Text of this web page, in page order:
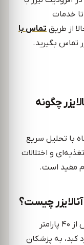
خدمات
از طریقتماس با
تماس بگیرید.
چگونه
با تحلیل سریع
و اختلالات
مفید است.
دقت آن در ارائه گزارش‌های جامع از بیش از ۴۰ پارامتر
کبد، به پزشکان